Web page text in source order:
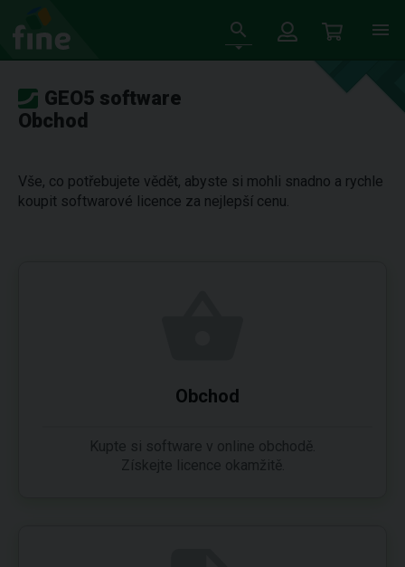
GEO5 software
Obchod
Vše, co potřebujete vědět, abyste si mohli snadno a rychle
koupit softwarové licence za nejlepší cenu.
Obchod
Kupte si software v online obchodě.
Získejte licence okamžitě.